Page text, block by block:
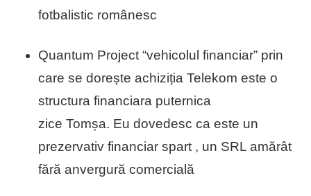
fotbalistic românesc
Quantum Project “vehicolul financiar” prin
care se dorește achiziția Telekom este o
structura financiara puternica
zice Tomșa. Eu dovedesc ca este un
prezervativ financiar spart , un SRL amărât
fără anvergură comercială